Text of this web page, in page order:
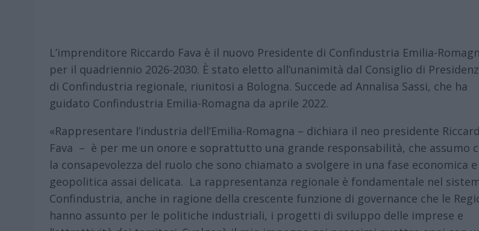
L’imprenditore Riccardo Fava è il nuovo Presidente di Confindustria Emilia-
per il quadriennio 2026-2030. È stato eletto all’unanimità dal Consiglio di
di Confindustria regionale, riunitosi a Bologna. Succede ad Annalisa Sassi, che ha
guidato Confindustria Emilia-Romagna da aprile 2022.
«Rappresentare l’industria dell’Emilia-Romagna – dichiara il neo presidente
Fava – è per me un onore e soprattutto una grande responsabilità, che assumo
la consapevolezza del ruolo che sono chiamato a svolgere in una fase economica e
geopolitica assai delicata. La rappresentanza regionale è fondamentale nel
Confindustria, anche in ragione della crescente funzione di governance che le
hanno assunto per le politiche industriali, i progetti di sviluppo delle imprese e